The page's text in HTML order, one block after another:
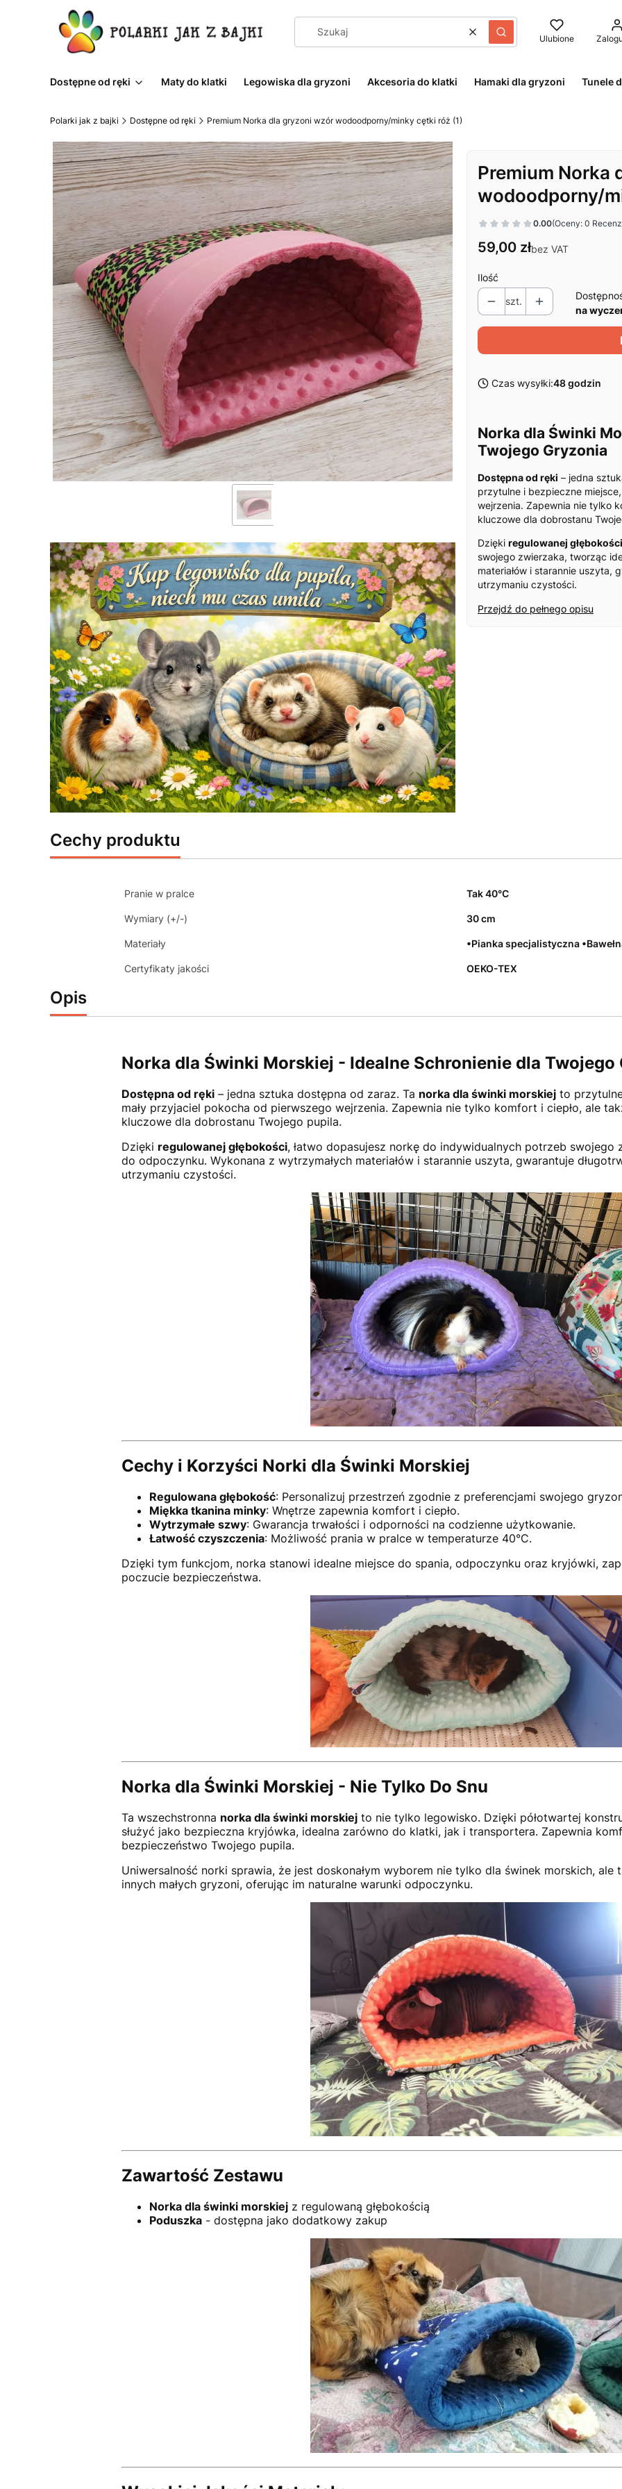
WyczyśćSzukaj Ulubione
Dostępne od ręki Maty do klatki Legowiska dla gryzoni Akcesoria do klatki Hamaki dla gryzoni Tunele
Polarki jak z bajki Dostępne od ręki Premium Norka dla gryzoni wzór wodoodporny/minky cętki róż (1)
Premium Norka
wodoodporny/
0.00(Oceny: 0
Cena
59,00 złbez VAT
Ilość
szt.
na
Czas wysyłki:48 godzin
Norka dla Świnki
Twojego Gryzonia
Dostępna od ręki – jedna
przytulne i bezpieczne
wejrzenia. Zapewnia nie tylko
kluczowe dla dobrostanu
Dzięki regulowanej głębokości
swojego zwierzaka, tworząc
materiałów i starannie uszyta,
utrzymaniu czystości.
Przejdź do pełnego opisu
Cechy produktu
Pranie w pralce Tak 40°C
Wymiary (+/-) 30 cm
Materiały •Pianka specjalistyczna
Certyfikaty jakości OEKO-TEX
Opis
Norka dla Świnki Morskiej - Idealne Schronienie dla Twojego
Dostępna od ręki– jedna sztuka dostępna od zaraz. Ta norka dla świnki morskiejto
mały przyjaciel pokocha od pierwszego wejrzenia. Zapewnia nie tylko komfort i ciepło, ale
kluczowe dla dobrostanu Twojego pupila.
Dzięki regulowanej głębokości, łatwo dopasujesz norkę do indywidualnych potrzeb swojego
do odpoczynku. Wykonana z wytrzymałych materiałów i starannie uszyta, gwarantuje
utrzymaniu czystości.
Cechy i Korzyści Norki dla Świnki Morskiej
Regulowana głębokość: Personalizuj przestrzeń zgodnie z preferencjami swojego
Miękka tkanina minky: Wnętrze zapewnia komfort i ciepło.
Wytrzymałe szwy: Gwarancja trwałości i odporności na codzienne użytkowanie.
Łatwość czyszczenia: Możliwość prania w pralce w temperaturze 40°C.
Dzięki tym funkcjom, norka stanowi idealne miejsce do spania, odpoczynku oraz kryjówki,
poczucie bezpieczeństwa.
Norka dla Świnki Morskiej - Nie Tylko Do Snu
Ta wszechstronna norka dla świnki morskiejto nie tylko legowisko. Dzięki półotwartej
służyć jako bezpieczna kryjówka, idealna zarówno do klatki, jak i transportera. Zapewnia
bezpieczeństwo Twojego pupila.
Uniwersalność norki sprawia, że jest doskonałym wyborem nie tylko dla świnek morskich,
innych małych gryzoni, oferując im naturalne warunki odpoczynku.
Zawartość Zestawu
Norka dla świnki morskiejz regulowaną głębokością
Poduszka- dostępna jako dodatkowy zakup